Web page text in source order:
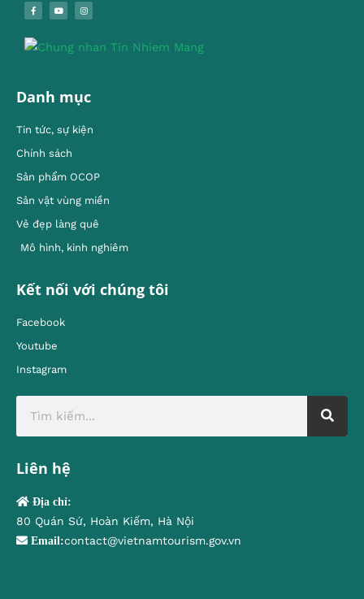
Danh mục
Tin tức, sự kiện
Chính sách
Sản phẩm OCOP
Sản vật vùng miền
Vẻ đẹp làng quê
Mô hình, kinh nghiêm
Kết nối với chúng tôi
Facebook
Youtube
Instagram
Liên hệ
Địa chỉ:
80 Quán Sứ, Hoàn Kiếm, Hà Nội
Email:contact@vietnamtourism.gov.vn